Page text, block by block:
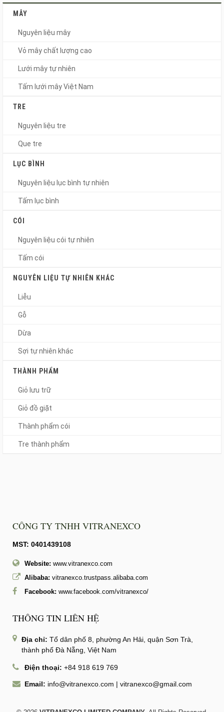
MÂY
Nguyên liệu mây
Vỏ mây chất lượng cao
Lưới mây tự nhiên
Tấm lưới mây Việt Nam
TRE
Nguyên liệu tre
Que tre
LỤC BÌNH
Nguyên liệu lục bình tự nhiên
Tấm lục bình
CÓI
Nguyên liệu cói tự nhiên
Tấm cói
NGUYÊN LIỆU TỰ NHIÊN KHÁC
Liễu
Gỗ
Dừa
Sợi tự nhiên khác
THÀNH PHẨM
Giỏ lưu trữ
Giỏ đồ giặt
Thành phẩm cói
Tre thành phẩm
CÔNG TY TNHH VITRANEXCO
MST: 0401439108
Website: www.vitranexco.com
Alibaba: vitranexco.trustpass.alibaba.com
Facebook: www.facebook.com/vitranexco/
THÔNG TIN LIÊN HỆ
Địa chỉ: Tổ dân phố 8, phường An Hải, quận Sơn Trà,
thành phố Đà Nẵng, Việt Nam
Điện thoại: +84 918 619 769
Email: info@vitranexco.com | vitranexco@gmail.com